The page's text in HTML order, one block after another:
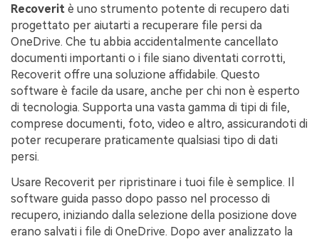
Recoverit è uno strumento potente di recupero dati
progettato per aiutarti a recuperare file persi da
OneDrive. Che tu abbia accidentalmente cancellato
documenti importanti o i file siano diventati corrotti,
Recoverit offre una soluzione affidabile. Questo
software è facile da usare, anche per chi non è esperto
di tecnologia. Supporta una vasta gamma di tipi di file,
comprese documenti, foto, video e altro, assicurandoti di
poter recuperare praticamente qualsiasi tipo di dati
persi.
Usare Recoverit per ripristinare i tuoi file è semplice. Il
software guida passo dopo passo nel processo di
recupero, iniziando dalla selezione della posizione dove
erano salvati i file di OneDrive. Dopo aver analizzato la